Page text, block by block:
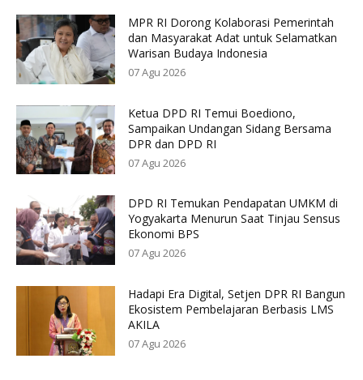
MPR RI Dorong Kolaborasi Pemerintah
dan Masyarakat Adat untuk Selamatkan
Warisan Budaya Indonesia
07 Agu 2026
Ketua DPD RI Temui Boediono,
Sampaikan Undangan Sidang Bersama
DPR dan DPD RI
07 Agu 2026
DPD RI Temukan Pendapatan UMKM di
Yogyakarta Menurun Saat Tinjau Sensus
Ekonomi BPS
07 Agu 2026
Hadapi Era Digital, Setjen DPR RI Bangun
Ekosistem Pembelajaran Berbasis LMS
AKILA
07 Agu 2026